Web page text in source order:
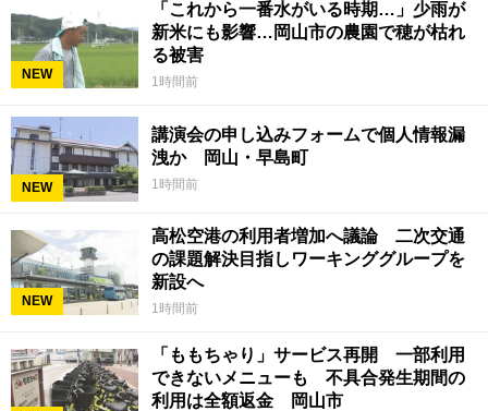
NEW
「これから一番水がいる時期…」少雨が
新米にも影響…岡山市の農園で穂が枯れ
る被害
1時間前
NEW
講演会の申し込みフォームで個人情報漏
洩か 岡山・早島町
1時間前
NEW
高松空港の利用者増加へ議論 二次交通
の課題解決目指しワーキンググループを
新設へ
1時間前
「ももちゃり」サービス再開 一部利用
できないメニューも 不具合発生期間の
利用は全額返金 岡山市